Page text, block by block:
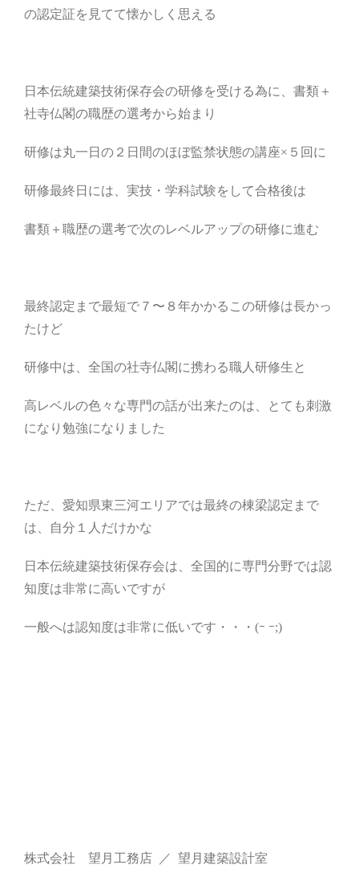
の認定証を見てて懐かしく思える
日本伝統建築技術保存会の研修を受ける為に、書類＋
社寺仏閣の職歴の選考から始まり
研修は丸一日の２日間のほぼ監禁状態の講座×５回に
研修最終日には、実技・学科試験をして合格後は
書類＋職歴の選考で次のレベルアップの研修に進む
最終認定まで最短で７〜８年かかるこの研修は長かっ
たけど
研修中は、全国の社寺仏閣に携わる職人研修生と
高レベルの色々な専門の話が出来たのは、とても刺激
になり勉強になりました
ただ、愛知県東三河エリアでは最終の棟梁認定まで
は、自分１人だけかな
日本伝統建築技術保存会は、全国的に専門分野では認
知度は非常に高いですが
一般へは認知度は非常に低いです・・・(ｰ ｰ;)
株式会社 望月工務店 ／ 望月建築設計室